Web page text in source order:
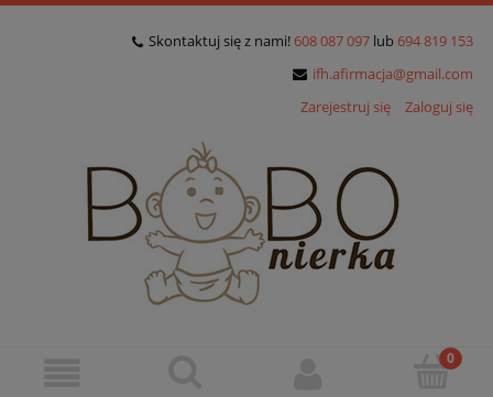
Skontaktuj się z nami! 608 087 097 lub 694 819 153
ifh.afirmacja@gmail.com
Zarejestruj się
Zaloguj się